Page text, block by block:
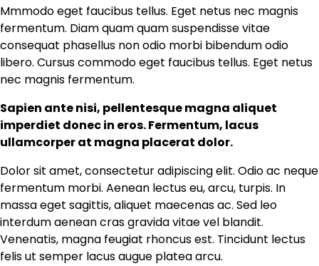
Mmmodo eget faucibus tellus. Eget netus nec magnis
fermentum. Diam quam quam suspendisse vitae
consequat phasellus non odio morbi bibendum odio
libero. Cursus commodo eget faucibus tellus. Eget netus
nec magnis fermentum.
Sapien ante nisi, pellentesque magna aliquet
imperdiet donec in eros. Fermentum, lacus
ullamcorper at magna placerat dolor.
Dolor sit amet, consectetur adipiscing elit. Odio ac neque
fermentum morbi. Aenean lectus eu, arcu, turpis. In
massa eget sagittis, aliquet maecenas ac. Sed leo
interdum aenean cras gravida vitae vel blandit.
Venenatis, magna feugiat rhoncus est. Tincidunt lectus
felis ut semper lacus augue platea arcu.